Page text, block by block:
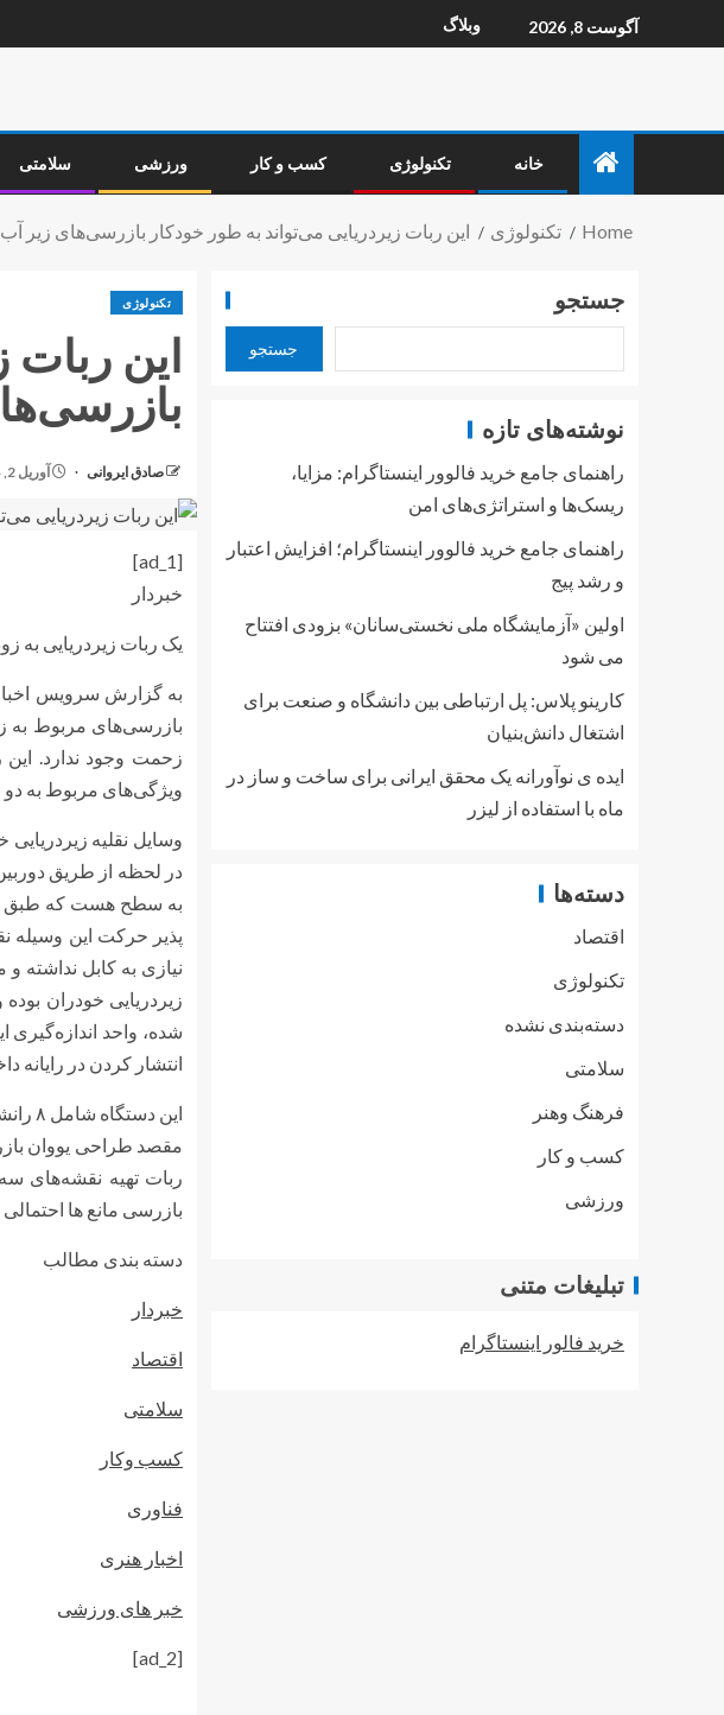
آگوست 8, 2026 وبلاگ
خانه تکنولوژی کسب و کار ورزشی سلامتی
Home تکنولوژی این ربات زیردریایی می‌تواند به طور خودکار بازرسی‌های زیر آب
تکنولوژی
این ربات
صادق ایروانی آوریل 2, 2024
[ad_1]
خبردار
یک ربات زیردریایی به
به گزارش سرویس اخبار
بازرسی‌های مربوط به
زحمت وجود ندارد.
ویژگی‌های مربوط به دو
وسایل نقلیه
در لحظه از طریق
به سطح هست که طبق
پذیر حرکت این وسیله
نیازی به کابل نداشته
زیردریایی خودران
شده، واحد
انتشار کردن در رایانه
این
مقصد طراحی یووان
ربات تهیه نقشه‌های
بازرسی مانع ها
دسته بندی مطالب
خبردار
اقتصاد
سلامتی
کسب وکار
فناوری
اخبار هنری
خبر های ورزشی
[ad_2]
جستجو
جستجو
نوشته‌های تازه
راهنمای جامع خرید فالوور اینستاگرام: مزایا،
ریسک‌ها و استراتژی‌های امن
راهنمای جامع خرید فالوور اینستاگرام؛ افزایش اعتبار
و رشد پیج
اولین «آزمایشگاه ملی نخستی‌سانان» بزودی افتتاح
می شود
کارینو پلاس: پل ارتباطی بین دانشگاه و صنعت برای
اشتغال دانش‌بنیان
ایده ی نوآورانه یک محقق ایرانی برای ساخت و ساز در
ماه با استفاده از لیزر
دسته‌ها
اقتصاد
تکنولوژی
دسته‌بندی نشده
سلامتی
فرهنگ وهنر
کسب و کار
ورزشی
تبلیغات متنی
خرید فالور اینستاگرام